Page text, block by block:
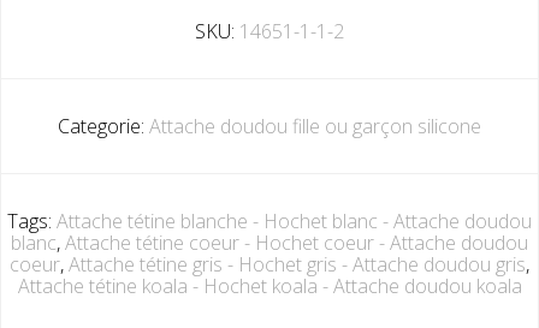
SKU: 14651-1-1-2
Categorie: Attache doudou fille ou garçon silicone
Tags: Attache tétine blanche - Hochet blanc - Attache doudou
blanc,Attache tétine coeur - Hochet coeur - Attache doudou
coeur,Attache tétine gris - Hochet gris - Attache doudou gris,
Attache tétine koala - Hochet koala - Attache doudou koala